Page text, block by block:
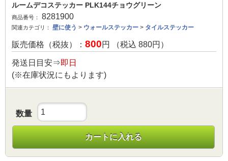
ルームデコステッカー PLK144チョウグリーン
商品番号： 8281900
関連カテゴリ： 壁に使う > ウォールステッカー > タイルステッカー
販売価格（税抜）： 800円 （税込 880円）
発送日目安⇒即日
(※在庫状況にもよります)
数量
カートに入れる